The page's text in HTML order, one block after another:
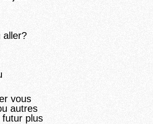
vous
autres
futur plus